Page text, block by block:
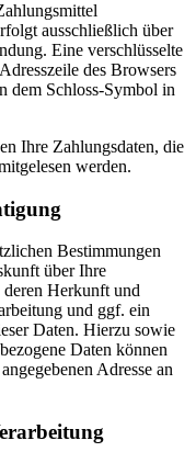
ausschließlich über
Eine verschlüsselte
des Browsers
dem Schloss-Symbol in
Ihre Zahlungsdaten, die
werden.
Bestimmungen
über Ihre
deren Herkunft und
und ggf. ein
Daten. Hierzu sowie
Daten können
Adresse an